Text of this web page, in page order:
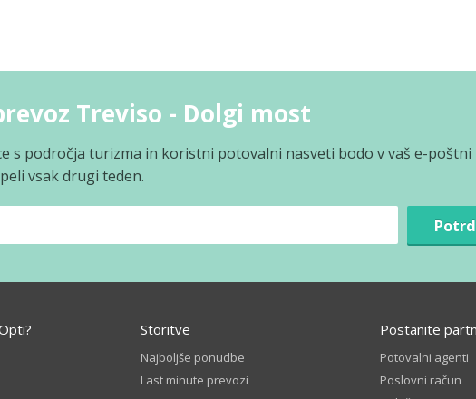
Treviso - Dolgi most
s področja turizma in koristni potovalni nasveti bodo v vaš e-poštni
vsak drugi teden.
Storitve
Najboljše ponudbe
Last minute prevozi
Postanite
Potovalni agenti
Poslovni račun